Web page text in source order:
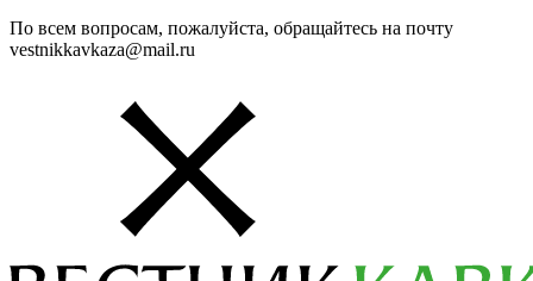
По всем вопросам, пожалуйста, обращайтесь на почту
vestnikkavkaza@mail.ru